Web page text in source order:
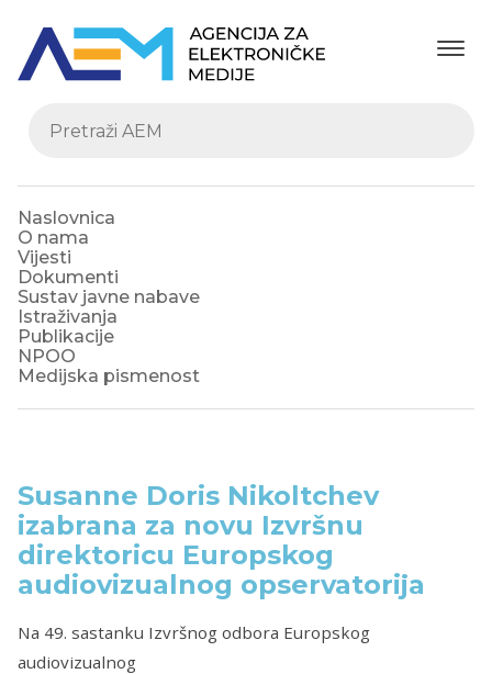
Naslovnica
O nama
Vijesti
Dokumenti
Sustav javne nabave
Istraživanja
Publikacije
NPOO
Medijska pismenost
Susanne Doris Nikoltchev
izabrana za novu Izvršnu
direktoricu Europskog
audiovizualnog opservatorija
Na 49. sastanku Izvršnog odbora Europskog
audiovizualnog